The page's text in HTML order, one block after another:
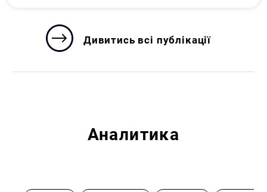
Дивитись всі публікації
Аналитика